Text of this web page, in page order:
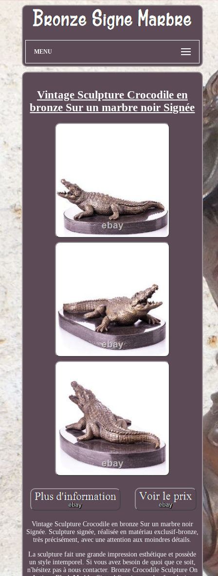
MENU
Vintage Sculpture Crocodile en
bronze Sur un marbre noir Signée
Vintage Sculpture Crocodile en bronze Sur un marbre noir
Signée. Sculpture signée, réalisée en matériau exclusif-bronze,
très précisément, avec une attention aux moindres détails.
La sculpture fait une grande impression esthétique et possède
un style intemporel. Si vous avez besoin de quoi que ce soit,
n'hésitez pas à nous contacter. Bronze Crocodile Sculpture On